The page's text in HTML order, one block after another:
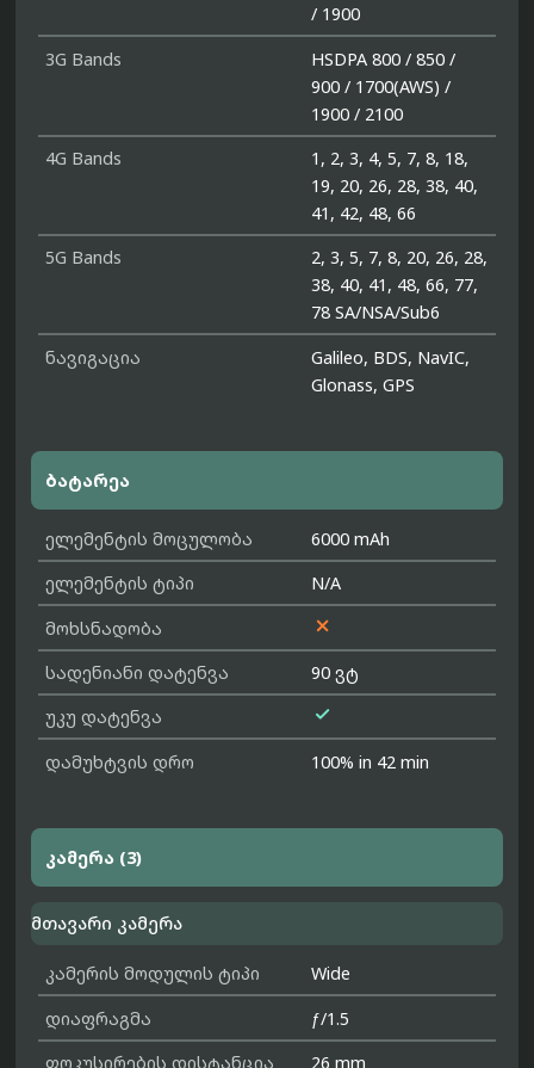
/ 1900
3G Bands
HSDPA 800 / 850 /
900 / 1700(AWS) /
1900 / 2100
4G Bands
1, 2, 3, 4, 5, 7, 8, 18,
19, 20, 26, 28, 38, 40,
41, 42, 48, 66
5G Bands
2, 3, 5, 7, 8, 20, 26, 28,
38, 40, 41, 48, 66, 77,
78 SA/NSA/Sub6
ნავიგაცია
Galileo, BDS, NavIC,
Glonass, GPS
ბატარეა
ელემენტის მოცულობა
6000 mAh
ელემენტის ტიპი
N/A
მოხსნადობა

სადენიანი დატენვა
90 ვტ
უკუ დატენვა

დამუხტვის დრო 100% in 42 min
კამერა (3)
მთავარი კამერა
კამერის მოდულის ტიპი
Wide
დიაფრაგმა
ƒ/1.5
ფოკუსირების დისტანცია
26 mm